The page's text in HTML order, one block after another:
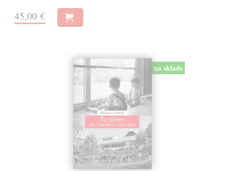
45,00 €
na sklade